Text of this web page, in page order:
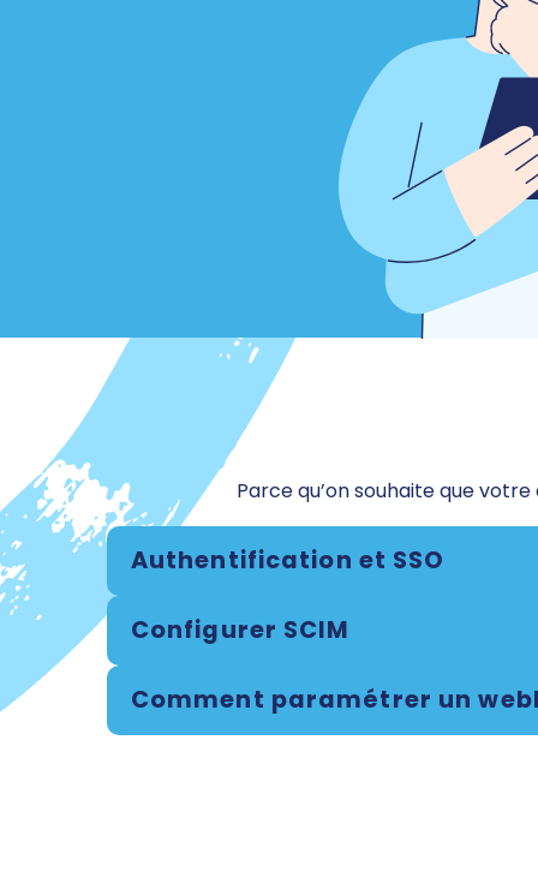
Parce qu’on souhaite que
Authentification et SSO
Configurer SCIM
Comment paramétrer un